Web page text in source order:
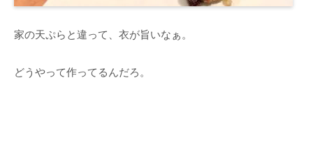
家の天ぷらと違って、衣が旨いなぁ。
どうやって作ってるんだろ。